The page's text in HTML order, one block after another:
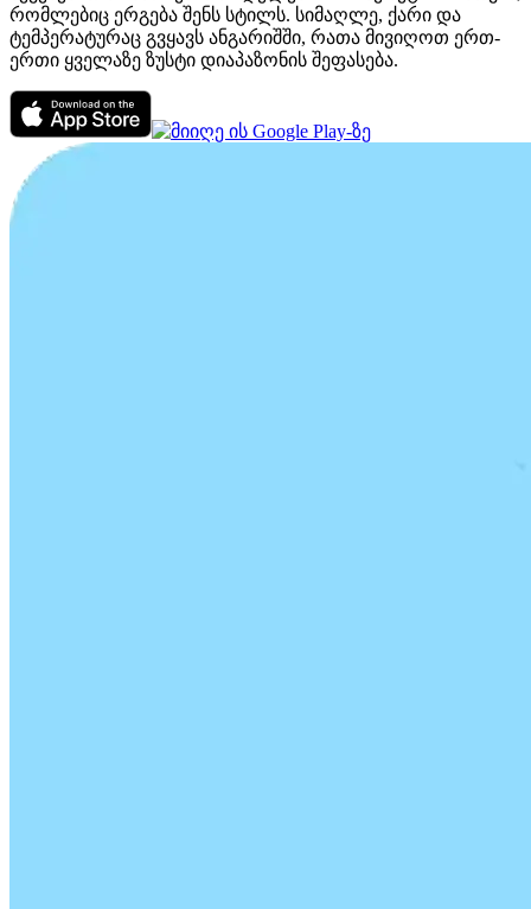
რომლებიც ერგება შენს სტილს. სიმაღლე, ქარი და
ტემპერატურაც გვყავს ანგარიშში, რათა მივიღოთ ერთ-
ერთი ყველაზე ზუსტი დიაპაზონის შეფასება.